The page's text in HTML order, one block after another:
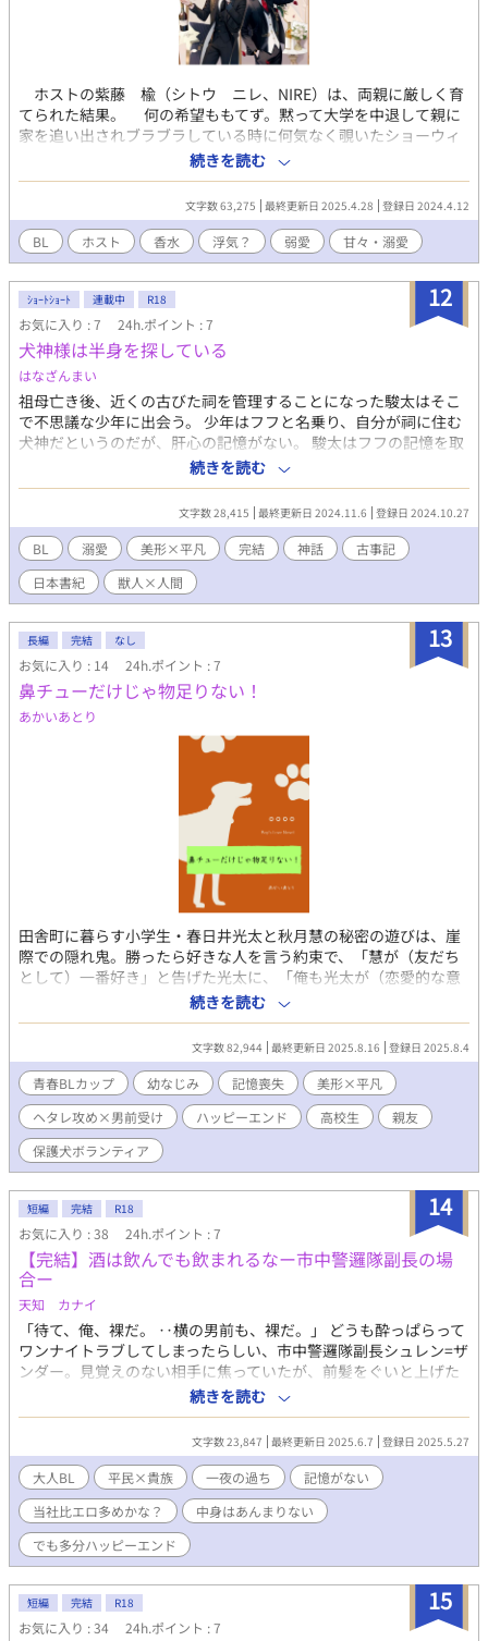
ホストの紫藤 楡（シトウ ニレ、NIRE）は、両親に厳しく育
てられた結果。 何の希望ももてず。黙って大学を中退して親に
家を追い出されブラブラしている時に何気なく覗いたショーウィ
ンドウに飾られた香水が、どうしても欲しくなりホストにったと
言う異色の経歴（皆には内緒にしているらしい）売れている今で
も、その思考は変わらずで… 挙げ句。その冷めた感じが、クー
ルだと評判らしい。 そんな中で太客の馬宮さん（マミヤ） が
連れてきた香柴 茉莉（コウシバ マツリ）が、気になってしま
う。 それには、カノジョと付き合っても長続きしない事をオー
ナーに心配され… 女と付き合っても長続きしないなら。男付き
合ってみたら……みたいな事を、言われて気になってしまったら
しい。 香柴もまたバイ寄りで、可愛いコや良いなぁ…と思う人
に対してのアクションをみせる事があるが、思いの外に楡を気に
入ってしまう。 香柴のストレートな想いは、楡に届くが両親に
愛されていた記憶がない楡にとって、その想いが本当なのか自分
は、必要とされているのか… 楡は、悩んでいき。 香柴は、
楡を甘やかそうする。 でも、結局２人の関係は、楡のカノジョ
からすると浮気のようなものなので… までが、ざっくりとした
あらすじです。 表紙のイラストは、Days AIで作らせていただ
きました。
続きを読む
文字数 63,275 最終更新日 2025.4.28 登録日 2024.4.12
BL ホスト 香水 浮気？ 弱愛 甘々・溺愛
12
ｼｮｰﾄｼｮｰﾄ 連載中 R18
お気に入り : 7 24h.ポイント : 7
犬神様は半身を探している
はなざんまい
祖母亡き後、近くの古びた祠を管理することになった駿太はそこ
で不思議な少年に出会う。 少年はフフと名乗り、自分が祠に住む
犬神だというのだが、肝心の記憶がない。 駿太はフフの記憶を取
り戻すために日本中を旅することとなる。 日本の神話をモチーフ
にしたファンタジーＢＬ。
続きを読む
文字数 28,415 最終更新日 2024.11.6 登録日 2024.10.27
BL 溺愛 美形×平凡 完結 神話
古事記
日本書紀
獣人×人間
13
長編 完結 なし
お気に入り : 14 24h.ポイント : 7
鼻チューだけじゃ物足りない！
あかいあとり
田舎町に暮らす小学生・春日井光太と秋月慧の秘密の遊びは、崖
際での隠れ鬼。勝ったら好きな人を言う約束で、「慧が（友だち
として）一番好き」と告げた光太に、「俺も光太が（恋愛的な意
味で）好き」と慧は答える。ほどなくして言葉の食い違いに気づ
いたふたりは動揺のあまり崖から落ちて、目覚めた光太は慧に告
白された記憶をなくしてしまっていた。 五年後、高校一年生にな
ったふたりは親友どうしのまま。保護犬ボランティア活動に励む
最中、ふとしたきっかけで光太は慧の秘めた恋心に気づくが、好
きバレを察した慧は全力で光太から逃げ始める。 「友だちだって
分かってるから五年前のことは忘れてくれ！」「忘れるも何もお
れには五年前の記憶がないんだよ！」 五年前の消えた記憶から始
まる、幼なじみのすれ違い&追いかけっこBLです。 ※他サイトに
続きを読む
文字数 82,944 最終更新日 2025.8.16 登録日 2025.8.4
青春BLカップ​ 幼なじみ 記憶喪失
美形×平凡
ヘタレ攻め×男前受け
ハッピーエンド 高校生
親友
保護犬ボランティア
14
短編 完結 R18
お気に入り : 38 24h.ポイント : 7
【完結】酒は飲んでも飲まれるなー市中警邏隊副長の場
合ー
天知 カナイ
「待て、俺、裸だ。 ‥横の男前も、裸だ。」 どうも酔っぱらって
ワンナイトラブしてしまったらしい、市中警邏隊副長シュレン=ザ
ンダー。見覚えのない相手に焦っていたが、前髪をぐいと上げた
その顔は、同じ警邏隊の分隊長、ユラール＝ハザルインだった
——— 覚えのない夜の記憶でユラールとつきあうことになったチ
ャラつき男のシュレン。自分なりにちゃんと向き合おうとする
が、だんだんユラールがかわいく見えてくる‥。 ＊ほぼ中身がな
いです ＊エロ突然で多めです ＊短く終わる‥はず！ シュレン×
ユラール どちらもがっしり筋肉男系 ムーンライトノベルズさん
でも公開しています
続きを読む
文字数 23,847 最終更新日 2025.6.7 登録日 2025.5.27
大人BL 平民×貴族 一夜の過ち
記憶がない
当社比エロ多めかな？
中身はあんまりない
でも多分ハッピーエンド
15
短編 完結 R18
お気に入り : 34 24h.ポイント : 7